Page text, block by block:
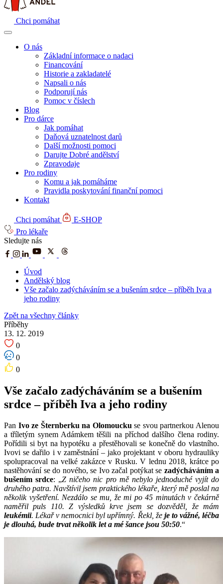
Chci pomáhat
O nás
Základní informace o nadaci
Financování
Historie a zakladatelé
Napsali o nás
Podporují nás
Pomoc v číslech
Blog
Pro dárce
Jak pomáhat
Daňová uznatelnost darů
Další možnosti pomoci
Darujte Dobré andělství
Zpravodaje
Pro rodiny
Komu a jak pomáháme
Pravidla poskytování finanční pomoci
Kontakt
Chci pomáhat
E-SHOP
Pro lékaře
Sledujte nás
Úvod
Andělský blog
Vše začalo zadýcháváním se a bušením srdce – příběh Iva a
jeho rodiny
Zpět na všechny články
Příběhy
13. 12. 2019
0
0
0
Vše začalo zadýcháváním se a bušením
srdce – příběh Iva a jeho rodiny
Pan Ivo ze Šternberku na Olomoucku se svou partnerkou Alenou
a tříletým synem Adámkem těšili na příchod dalšího člena rodiny.
Pořídili si byt na hypotéku a přestěhovali se konečně do vlastního.
Ivovi se dařilo i v zaměstnání – jako projektant v oboru hydrauliky
spolupracoval na velké zakázce v Rusku. V lednu 2018, krátce po
nastěhování se do nového, se Ivo začal potýkat se zadýcháváním a
bušením srdce: „Z ničeho nic pro mě nebylo jednoduché vyjít do
druhého patra. Navštívil jsem praktického lékaře, který mě poslal na
několik vyšetření. Nezdálo se mu, že mi po 45 minutách v čekárně
naměřil puls 110. Z výsledků krve jsem se dozvěděl, že mám
leukémii. Lékař v nemocnici byl upřímný. Řekl, žeje to vážné, léčba
je dlouhá, bude trvat několik let a mé šance jsou 50:50.“